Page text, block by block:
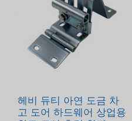
헤비 듀티 아연 도금 차
고 도어 하드웨어 상업용